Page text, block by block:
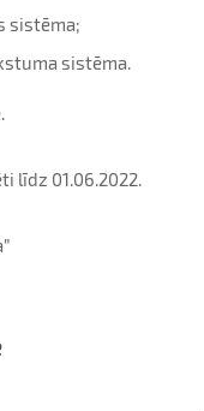
sistēma;
sistēma.
līdz 01.06.2022.